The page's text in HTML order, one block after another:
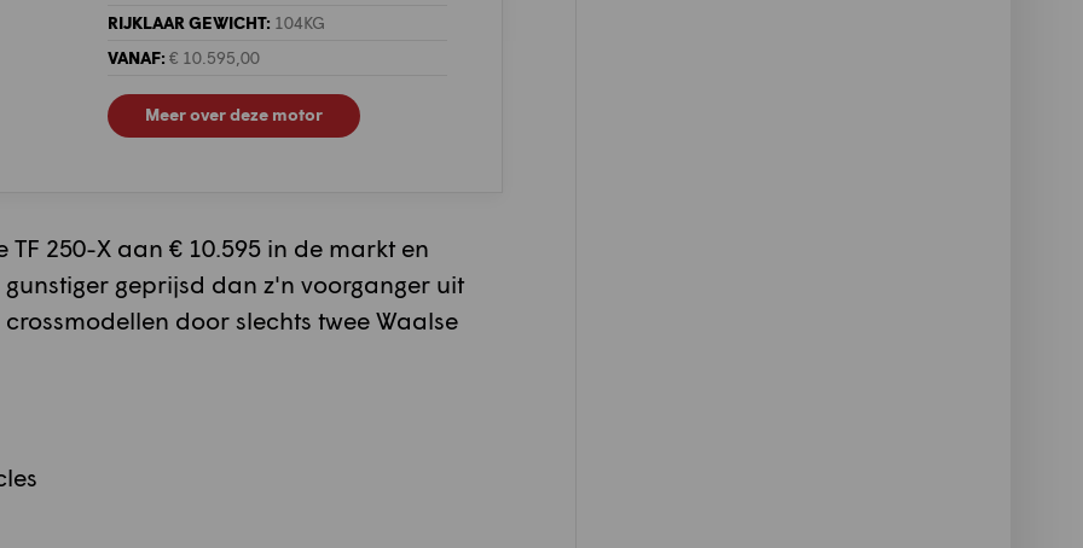
RIJKLAAR GEWICHT: 104KG
VANAF: € 10.595,00
Meer over deze motor
250-X aan € 10.595 in de markt en
geprijsd dan z'n voorganger uit
door slechts twee Waalse